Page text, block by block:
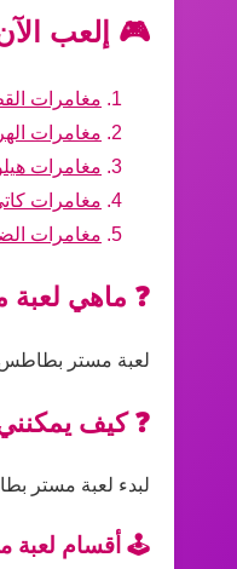
🎮 إلعب
مغامرات
مغامرات
مغامرات
مغامرات
مغامرات
❓ ماهي
لعبة مستر بطاطس
❓ كيف
لبدء لعبة مستر
🕹️ أقسام